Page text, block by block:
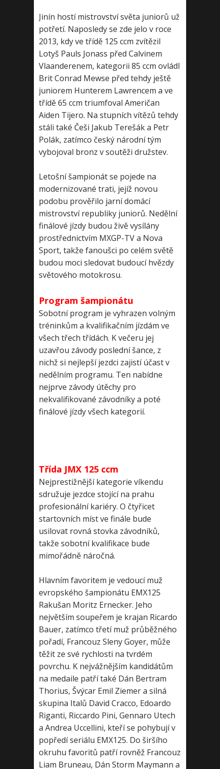
Jinín hostí mistrovství světa juniorů už
potřetí. Naposledy se zde jelo v roce
2013, kdy ve třídě 125 ccm zvítězil
Lotyš Pauls Jonass před Calvinem
Vlaanderenem, kategorii 85 ccm ovládl
Brit Conrad Mewse před tehdy ještě
juniorem Hunterem Lawrencem a ve
třídě 65 ccm triumfoval Američan
Aiden Tijero. Na stupních vítězů tehdy
stáli také Češi Jakub Terešák a Petr
Polák, zatímco český národní tým
vybojoval bronz v soutěži družstev.
Letošní šampionát se pojede na
modernizované trati, jejíž novou
podobu prověřilo jarní domácí
mistrovství republiky juniorů. Nedělní
finálové jízdy budou živě vysílány
prostřednictvím MXGP-TV a Nova
Sport, takže fanoušci po celém světě
budou moci sledovat budoucí hvězdy
světového motokrosu.
Program šampionátu
Sobotní program je vyhrazen volným
tréninkům a kvalifikačním jízdám ve
všech třech třídách. K večeru jej
uzavřou závody poslední šance, z
nichž si nejlepší jezdci zajistí účast v
nedělním programu. Ten nabídne
nejprve závody útěchy pro
nekvalifikované závodníky a poté
finálové jízdy všech kategorií.
Třída JMX 125 ccm
Nejprestižnější kategorie víkendu
sdružuje jezdce stojící na prahu
profesionální kariéry. O čtyřicet
startovních míst ve finále bude
usilovat rovná stovka závodníků,
takže sobotní kvalifikace bude
mimořádně náročná.
Hlavním favoritem je vedoucí muž
evropského šampionátu EMX125
Rakušan Moritz Ernecker. Jeho
největším soupeřem je krajan Ricardo
Bauer, zatímco třetí muž průběžného
pořadí, Francouz Sleny Goyer, může
těžit ze své rychlosti na tvrdém
povrchu. K nejvážnějším kandidátům
na medaile patří také Dán Bertram
Thorius, Švýcar Emil Ziemer a silná
skupina Italů David Cracco, Edoardo
Riganti, Riccardo Pini, Gennaro Utech
a Andrea Uccellini, kteří se pohybují v
popředí seriálu EMX125. Do širšího
okruhu favoritů patří rovněž Francouz
Liam Bruneau, Dán Storm Maymann a